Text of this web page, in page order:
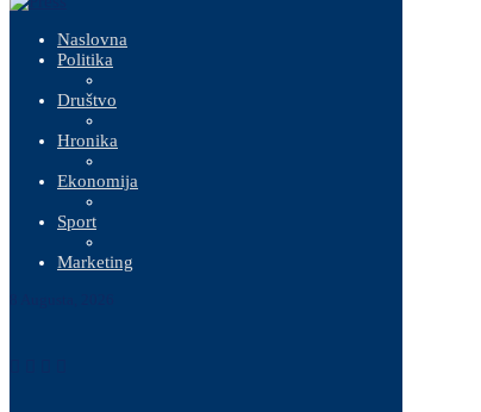
Naslovna
Politika
Društvo
Hronika
Ekonomija
Sport
Marketing